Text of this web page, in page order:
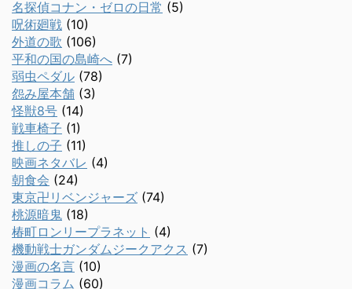
名探偵コナン・ゼロの日常 (5)
呪術廻戦 (10)
外道の歌 (106)
平和の国の島崎へ (7)
弱虫ペダル (78)
怨み屋本舗 (3)
怪獣8号 (14)
戦車椅子 (1)
推しの子 (11)
映画ネタバレ (4)
朝食会 (24)
東京卍リベンジャーズ (74)
桃源暗鬼 (18)
椿町ロンリープラネット (4)
機動戦士ガンダムジークアクス (7)
漫画の名言 (10)
漫画コラム (60)